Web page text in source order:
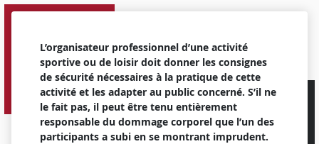
L’organisateur professionnel d’une activité
sportive ou de loisir doit donner les consignes
de sécurité nécessaires à la pratique de cette
activité et les adapter au public concerné. S’il ne
le fait pas, il peut être tenu entièrement
responsable du dommage corporel que l’un des
participants a subi en se montrant imprudent.